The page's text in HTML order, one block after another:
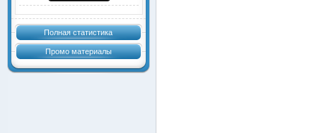
Полная статистика
Промо материалы